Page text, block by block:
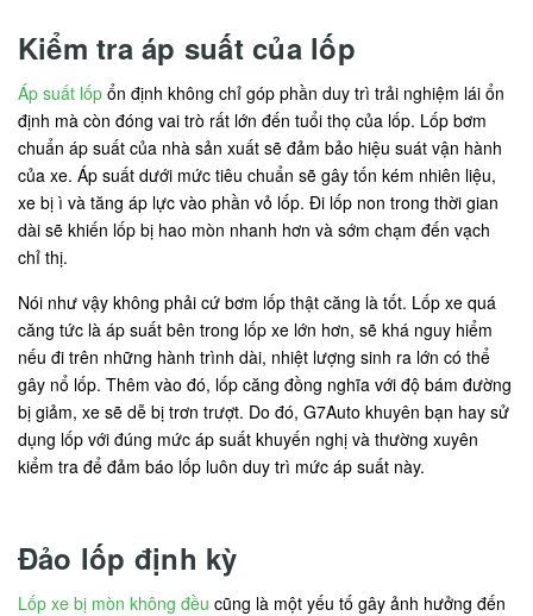
Kiểm tra áp suất của lốp
Áp suất lốp ổn định không chỉ góp phần duy trì trải nghiệm lái ổn
định mà còn đóng vai trò rất lớn đến tuổi thọ của lốp. Lốp bơm
chuẩn áp suất của nhà sản xuất sẽ đảm bảo hiệu suát vận hành
của xe. Áp suất dưới mức tiêu chuẩn sẽ gây tốn kém nhiên liệu,
xe bị ì và tăng áp lực vào phần vỏ lốp. Đi lốp non trong thời gian
dài sẽ khiến lốp bị hao mòn nhanh hơn và sớm chạm đến vạch
chỉ thị.
Nói như vậy không phải cứ bơm lốp thật căng là tốt. Lốp xe quá
căng tức là áp suất bên trong lốp xe lớn hơn, sẽ khá nguy hiểm
nếu đi trên những hành trình dài, nhiệt lượng sinh ra lớn có thể
gây nổ lốp. Thêm vào đó, lốp căng đồng nghĩa với độ bám đường
bị giảm, xe sẽ dễ bị trơn trượt. Do đó, G7Auto khuyên bạn hay sử
dụng lốp với đúng mức áp suất khuyến nghị và thường xuyên
kiểm tra để đảm báo lốp luôn duy trì mức áp suất này.
Đảo lốp định kỳ
Lốp xe bị mòn không đều cũng là một yếu tố gây ảnh hưởng đến